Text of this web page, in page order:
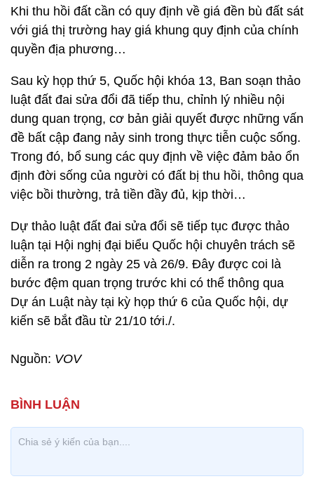
Khi thu hồi đất cần có quy định về giá đền bù đất sát
với giá thị trường hay giá khung quy định của chính
quyền địa phương…
Sau kỳ họp thứ 5, Quốc hội khóa 13, Ban soạn thảo
luật đất đai sửa đổi đã tiếp thu, chỉnh lý nhiều nội
dung quan trọng, cơ bản giải quyết được những vấn
đề bất cập đang nảy sinh trong thực tiễn cuộc sống.
Trong đó, bổ sung các quy định về việc đảm bảo ổn
định đời sống của người có đất bị thu hồi, thông qua
việc bồi thường, trả tiền đầy đủ, kịp thời…
Dự thảo luật đất đai sửa đổi sẽ tiếp tục được thảo
luận tại Hội nghị đại biểu Quốc hội chuyên trách sẽ
diễn ra trong 2 ngày 25 và 26/9. Đây được coi là
bước đệm quan trọng trước khi có thể thông qua
Dự án Luật này tại kỳ họp thứ 6 của Quốc hội, dự
kiến sẽ bắt đầu từ 21/10 tới./.
Nguồn: VOV